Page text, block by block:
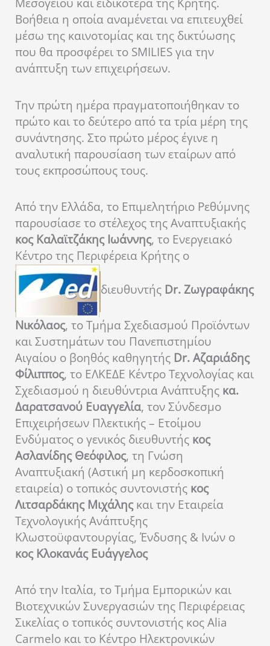
Μεσογείου και ειδικότερα της Κρήτης.
Βοήθεια η οποία αναμένεται να επιτευχθεί
μέσω της καινοτομίας και της δικτύωσης
που θα προσφέρει το SMILIES για την
ανάπτυξη των επιχειρήσεων.
Την πρώτη ημέρα πραγματοποιήθηκαν το
πρώτο και το δεύτερο από τα τρία μέρη της
συνάντησης. Στο πρώτο μέρος έγινε η
αναλυτική παρουσίαση των εταίρων από
τους εκπροσώπους τους.
Από την Ελλάδα, το Επιμελητήριο Ρεθύμνης
παρουσίασε το στέλεχος της Αναπτυξιακής
κος Καλαϊτζάκης Ιωάννης, το Ενεργειακό
Κέντρο της Περιφέρεια Κρήτης ο
διευθυντής Dr. Ζωγραφάκης
Νικόλαος, το Τμήμα Σχεδιασμού Προϊόντων
και Συστημάτων του Πανεπιστημίου
Αιγαίου ο βοηθός καθηγητής Dr. Αζαριάδης
Φίλιππος, το ΕΛΚΕΔΕ Κέντρο Τεχνολογίας και
Σχεδιασμού η διευθύντρια Ανάπτυξης κα.
Δαρατσανού Ευαγγελία, τον Σύνδεσμο
Επιχειρήσεων Πλεκτικής – Ετοίμου
Ενδύματος ο γενικός διευθυντής κος
Ασλανίδης Θεόφιλος, τη Γνώση
Αναπτυξιακή (Αστική μη κερδοσκοπική
εταιρεία) ο τοπικός συντονιστής κος
Λιτσαρδάκης Μιχάληςκαι την Εταιρεία
Τεχνολογικής Ανάπτυξης
Κλωστοϋφαντουργίας, Ένδυσης & Ινών ο
κος Κλοκανάς Ευάγγελος
Από την Ιταλία, το Τμήμα Εμπορικών και
Βιοτεχνικών Συνεργασιών της Περιφέρειας
Σικελίας ο τοπικός συντονιστής κος Alia
Carmelo και το Κέντρο Ηλεκτρονικών